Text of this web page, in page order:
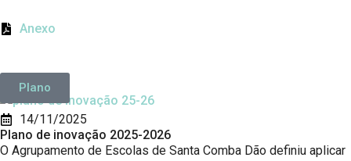
Anexo
Plano
14/11/2025
Plano de inovação 2025-2026
O Agrupamento de Escolas de Santa Comba Dão definiu aplicar